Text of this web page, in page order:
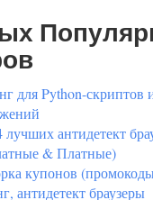
для Python-скриптов
антидетект
& Платные)
купонов
антидетект браузеры